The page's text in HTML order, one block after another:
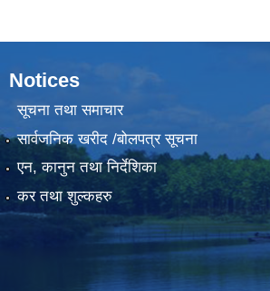
Notices
सूचना तथा समाचार
सार्वजनिक खरीद /बोलपत्र सूचना
एन, कानुन तथा निर्देशिका
कर तथा शुल्कहरु